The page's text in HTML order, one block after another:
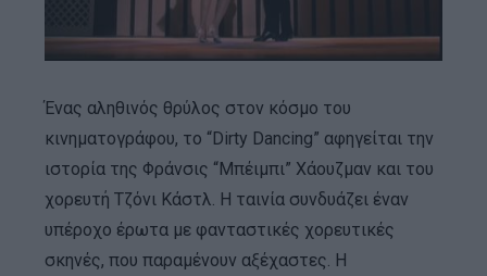
Ένας αληθινός θρύλος στον κόσμο του
κινηματογράφου, το “Dirty Dancing” αφηγείται την
ιστορία της Φράνσις “Μπέιμπι” Χάουζμαν και του
χορευτή Τζόνι Κάστλ. Η ταινία συνδυάζει έναν
υπέροχο έρωτα με φανταστικές χορευτικές
σκηνές, που παραμένουν αξέχαστες. Η